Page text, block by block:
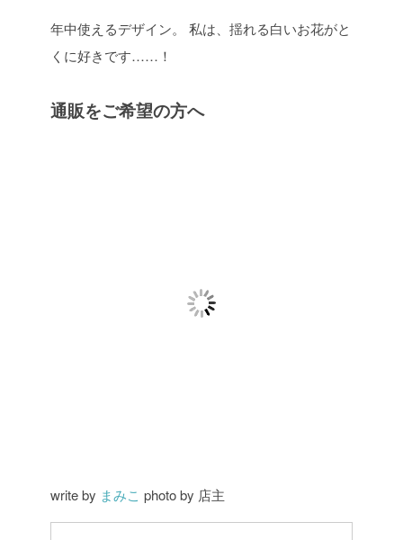
年中使えるデザイン。
私は、揺れる白いお花がと
くに好きです……！
通販をご希望の方へ
write by まみこ photo by 店主